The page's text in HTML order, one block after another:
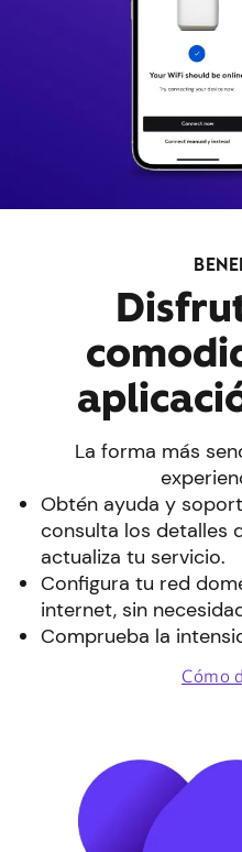
La forma más
Obtén ayuda y
consulta los detalles
actualiza tu servicio.
Configura tu red
internet, sin
Comprueba la
Cómo